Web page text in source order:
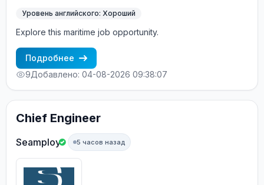
Уровень английского: Хороший
Explore this maritime job opportunity.
Подробнее
9Добавлено: 04-08-2026 09:38:07
Chief Engineer
Seamploy 5 часов назад